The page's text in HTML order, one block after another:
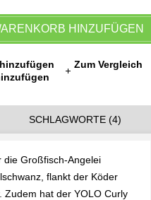
HINZUFÜGEN
Zum Vergleich
SCHLAGWORTE (4)
die Großfisch-Angelei
flankt der Köder
Zudem hat der YOLO Curly